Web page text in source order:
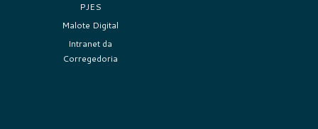
PJES
Malote Digital
Intranet da
Corregedoria